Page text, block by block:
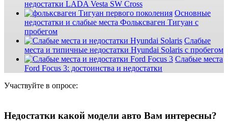
недостатки LADA Vesta SW Cross
Основные
недостатки и слабые места Фольксваген Тигуан с
пробегом
Слабые
места и типичные недостатки Hyundai Solaris с пробегом
Слабые места
Ford Focus 3: достоинства и недостатки
Участвуйте в опросе:
Недостатки какой модели авто Вам интересны?